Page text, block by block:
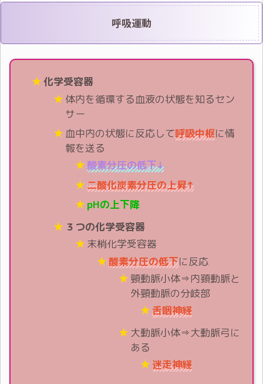
呼吸運動
化学受容器
体内を循環する血液の状態を知るセン
サー
血中内の状態に反応して呼吸中枢に情
報を送る
酸素分圧の低下↓
二酸化炭素分圧の上昇↑
pHの上下降
３つの化学受容器
末梢化学受容器
酸素分圧の低下に反応
頸動脈小体⇒内頚動脈と
外頸動脈の分岐部
舌咽神経
大動脈小体⇒大動脈弓に
ある
迷走神経